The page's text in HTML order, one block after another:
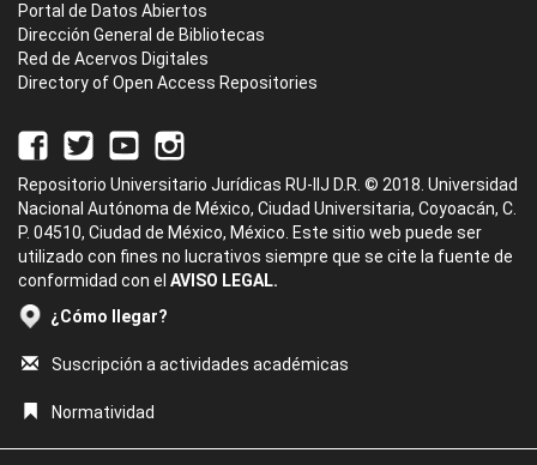
Portal de Datos Abiertos
Dirección General de Bibliotecas
Red de Acervos Digitales
Directory of Open Access Repositories
Repositorio Universitario Jurídicas RU-IIJ D.R. © 2018. Universidad
Nacional Autónoma de México, Ciudad Universitaria, Coyoacán, C.
P. 04510, Ciudad de México, México. Este sitio web puede ser
utilizado con fines no lucrativos siempre que se cite la fuente de
conformidad con el AVISO LEGAL.
¿Cómo llegar?
Suscripción a actividades académicas
Normatividad